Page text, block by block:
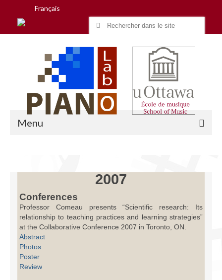
Français
Search
Menu
Équipe
Infrastructure
Programmes
Publications
2007
Conferences
Professor Comeau presents “Scientific research: Its
relationship to teaching practices and learning strategies”
at the Collaborative Conference 2007 in Toronto, ON.
Abstract
Photos
Poster
Review